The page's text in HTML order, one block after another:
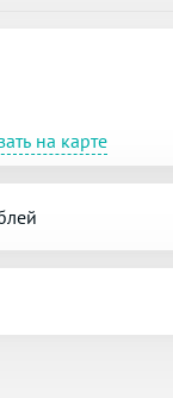
на карте